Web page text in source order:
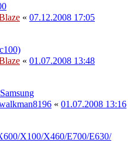
« 07.12.2008 17:05
« 01.07.2008 13:48
« 01.07.2008 13:16
X100/X460/E700/Е630/